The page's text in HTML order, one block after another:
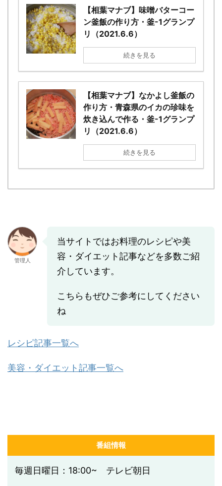
【相葉マナブ】味噌バターコー
ン釜飯の作り方・釜-1グランプ
リ（2021.6.6）
続きを見る
【相葉マナブ】なかよし釜飯の
作り方・青森県のイカの珍味を
炊き込んで作る・釜-1グランプ
リ（2021.6.6）
続きを見る
管理人
当サイトではお料理のレシピや美
容・ダイエット記事などを多数ご紹
介しています。
こちらもぜひご参考にしてください
ね
レシピ記事一覧へ
美容・ダイエット記事一覧へ
番組情報
毎週日曜日：18:00~ テレビ朝日